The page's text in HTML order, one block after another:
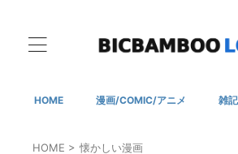
HOME 漫画/COMIC/アニメ 雑
HOME > 懐かしい漫画